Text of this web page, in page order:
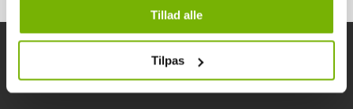
Tillad alle
Tilpas
Information